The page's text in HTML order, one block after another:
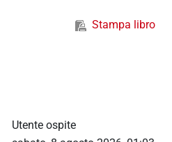
Stampa libro
Utente ospite